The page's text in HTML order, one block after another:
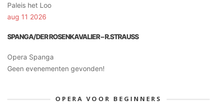
Paleis het Loo
aug 11 2026
SPANGA/DER ROSENKAVALIER – R.STRAUSS
Opera Spanga
Geen evenementen gevonden!
OPERA VOOR BEGINNERS